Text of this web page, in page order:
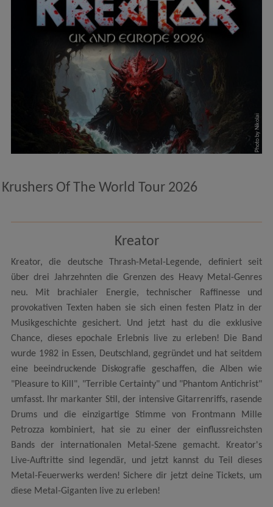
Photo by Nikolai
Krushers Of The World Tour 2026
Kreator
Kreator, die deutsche Thrash-Metal-Legende, definiert seit
über drei Jahrzehnten die Grenzen des Heavy Metal-Genres
neu. Mit brachialer Energie, technischer Raffinesse und
provokativen Texten haben sie sich einen festen Platz in der
Musikgeschichte gesichert. Und jetzt hast du die exklusive
Chance, dieses epochale Erlebnis live zu erleben! Die Band
wurde 1982 in Essen, Deutschland, gegründet und hat seitdem
eine beeindruckende Diskografie geschaffen, die Alben wie
"Pleasure to Kill", "Terrible Certainty" und "Phantom Antichrist"
umfasst. Ihr markanter Stil, der intensive Gitarrenriffs, rasende
Drums und die einzigartige Stimme von Frontmann Mille
Petrozza kombiniert, hat sie zu einer der einflussreichsten
Bands der internationalen Metal-Szene gemacht. Kreator's
Live-Auftritte sind legendär, und jetzt kannst du Teil dieses
Metal-Feuerwerks werden! Sichere dir jetzt deine Tickets, um
diese Metal-Giganten live zu erleben!